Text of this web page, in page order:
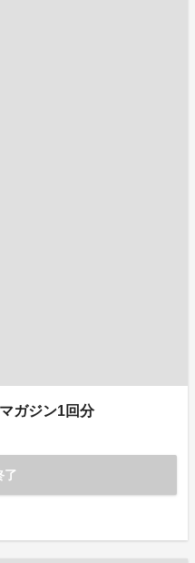
ガジン1回分
了